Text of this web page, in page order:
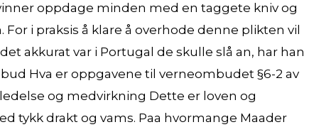
oppdage minden med en taggete kniv og
i praksis å klare å overhode denne plikten vil
akkurat var i Portugal de skulle slå an, har han
Hva er oppgavene til verneombudet §6-2 av
og medvirkning Dette er loven og
tykk drakt og vams. Paa hvormange Maader